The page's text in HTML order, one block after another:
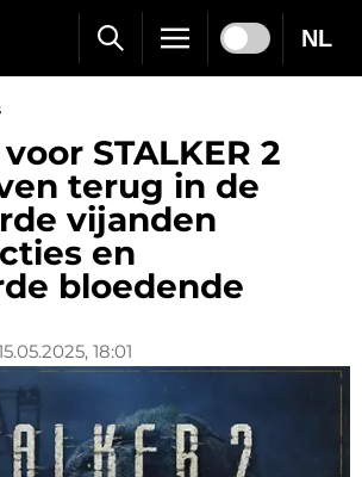
NL
STALKER 2
terug in de
vijanden
en
bloedende
18:01